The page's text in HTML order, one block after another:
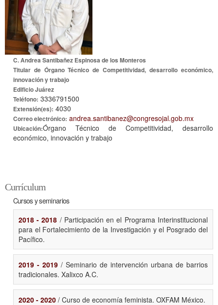
C. Andrea Santibañez Espinosa de los Monteros
Titular de Órgano Técnico de Competitividad, desarrollo económico,
innovación y trabajo
Edificio Juárez
Teléfono: 3336791500
Extensión(es): 4030
Correo electrónico: andrea.santibanez@congresojal.gob.mx
Ubicación:Órgano Técnico de Competitividad, desarrollo
económico, innovación y trabajo
Currículum
Cursos y seminarios
2018 - 2018 / Participación en el Programa Interinstitucional
para el Fortalecimiento de la Investigación y el Posgrado del
Pacífico.
2019 - 2019/ Seminario de intervención urbana de barrios
tradicionales. Xalixco A.C.
2020 - 2020/ Curso de economía feminista. OXFAM México.